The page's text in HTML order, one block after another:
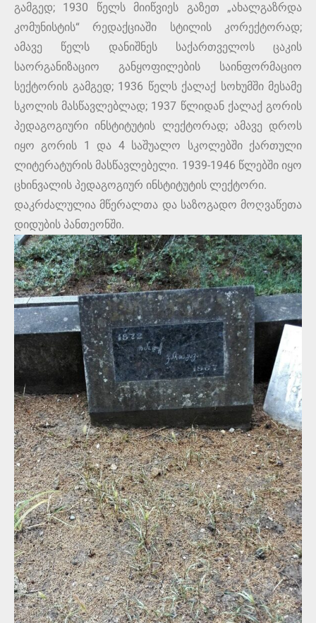
გამგედ; 1930 წელს მიიწვიეს გაზეთ „ახალგაზრდა
კომუნისტის“ რედაქციაში სტილის კორექტორად;
ამავე წელს დანიშნეს საქართველოს ცაკის
საორგანიზაციო განყოფილების საინფორმაციო
სექტორის გამგედ; 1936 წელს ქალაქ სოხუმში მესამე
სკოლის მასწავლებლად; 1937 წლიდან ქალაქ გორის
პედაგოგიური ინსტიტუტის ლექტორად; ამავე დროს
იყო გორის 1 და 4 საშუალო სკოლებში ქართული
ლიტერატურის მასწავლებელი. 1939-1946 წლებში იყო
ცხინვალის პედაგოგიურ ინსტიტუტის ლექტორი.
დაკრძალულია მწერალთა და საზოგადო მოღვაწეთა
დიდუბის პანთეონში.